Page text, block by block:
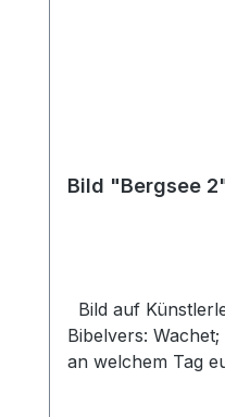
Bild "Bergsee
Bild auf
Bibelvers:
an welchem Tag